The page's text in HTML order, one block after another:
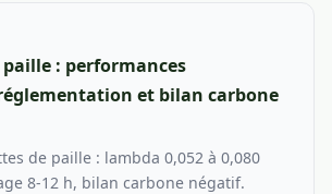
: performances
et bilan carbone
de paille : lambda 0,052 à 0,080
8-12 h, bilan carbone négatif.